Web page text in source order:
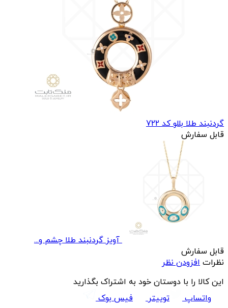
گردنبند طلا بللو کد 722
قابل سفارش
آویز گردنبند طلا چشم و...
قابل سفارش
نظرات افزودن نظر
این کالا را با دوستان خود به اشتراک بگذارید
واتساپ
توییتر
فیس بوک